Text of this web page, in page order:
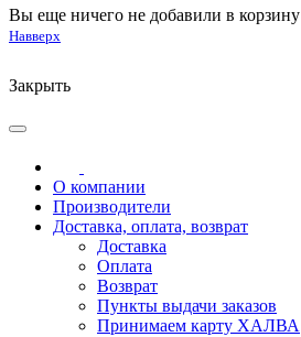
Вы еще ничего не добавили в корзину
Навверх
Закрыть
О компании
Производители
Доставка, оплата, возврат
Доставка
Оплата
Возврат
Пункты выдачи заказов
Принимаем карту ХАЛВА